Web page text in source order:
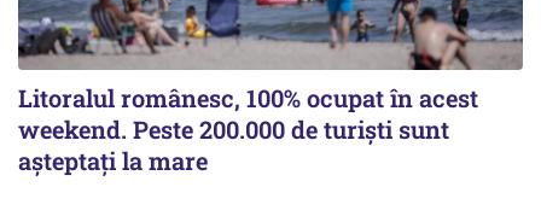
Litoralul românesc, 100% ocupat în acest
weekend. Peste 200.000 de turiști sunt
așteptați la mare